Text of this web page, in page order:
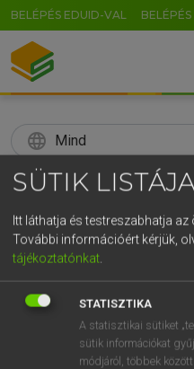
BELÉPÉS EDUID-VAL BELÉPÉS
language Mind
search
Díjmentes angol
kutyatej
SÜTIK
Itt láthatja és testreszabhatja
További információért kérjük,
tájékoztatónkat
STATISZTIKA
A statisztikai sütiket
sütik információkat
módjáról, többek
GR
5 6 7 8 9
r t z u i
k l
n m ,